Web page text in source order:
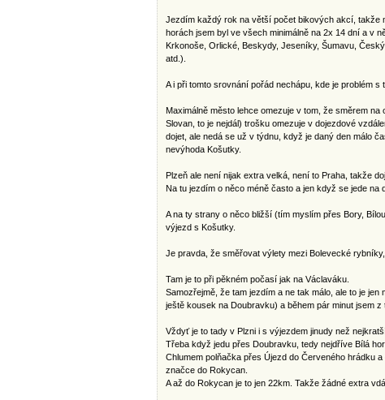
Jezdím každý rok na větší počet bikových akcí, takže
horách jsem byl ve všech minimálně na 2x 14 dní a v
Krkonoše, Orlické, Beskydy, Jeseníky, Šumavu,
atd.).
A i při tomto srovnání pořád nechápu, kde je problém s
Maximálně město lehce omezuje v tom, že směrem
Slovan, to je nejdál) trošku omezuje v dojezdové
dojet, ale nedá se už v týdnu, když je daný den málo
nevýhoda Košutky.
Plzeň ale není nijak extra velká, není to Praha, takže
Na tu jezdím o něco méně často a jen když se jede na
A na ty strany o něco bližší (tím myslím přes Bory,
výjezd s Košutky.
Je pravda, že směřovat výlety mezi Bolevecké
Tam je to při pěkném počasí jak na Václaváku.
Samozřejmě, že tam jezdím a ne tak málo, ale to je
ještě kousek na Doubravku) a během pár minut jsem z
Vždyť je to tady v Plzni i s výjezdem jinudy než
Třeba když jedu přes Doubravku, tedy nejdříve Bílá
Chlumem polňačka přes Újezd do Červeného hrádku
značce do Rokycan.
A až do Rokycan je to jen 22km. Takže žádné extra